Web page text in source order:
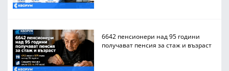
6642 пенсионери над 95 години
получават пенсия за стаж и възраст